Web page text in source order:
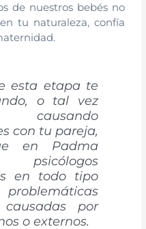
de nuestros bebés no
tu naturaleza, confía
esta etapa te
o tal vez
con tu pareja,
en Padma
en todo tipo
causadas por
o externos.